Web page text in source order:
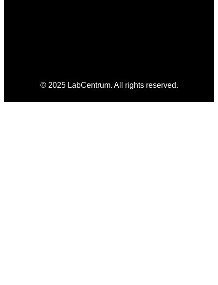
© 2025 LabCentrum. All rights reserved.